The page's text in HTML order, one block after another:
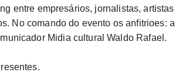
entre empresários, jornalistas, artistas
No comando
Midia cultural Waldo Rafael.